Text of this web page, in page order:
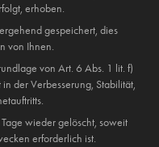
erhoben.
gespeichert, dies
von Ihnen.
von Art. 6 Abs. 1 lit. f)
der Verbesserung, Stabilität,
wieder gelöscht, soweit
erforderlich ist.